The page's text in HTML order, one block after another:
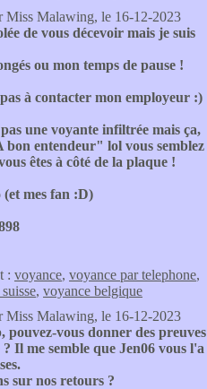
Miss Malawing, le 16-12-2023
de vous décevoir mais je suis
ou mon temps de pause !
à contacter mon employeur :)
une voyante infiltrée mais ça,
entendeur" lol vous semblez
êtes à côté de la plaque !
mes fan :D)
: voyance, voyance par telephone,
, voyance belgique
Miss Malawing, le 16-12-2023
pouvez-vous donner des preuves
Il me semble que Jen06 vous l'a
sur nos retours ?